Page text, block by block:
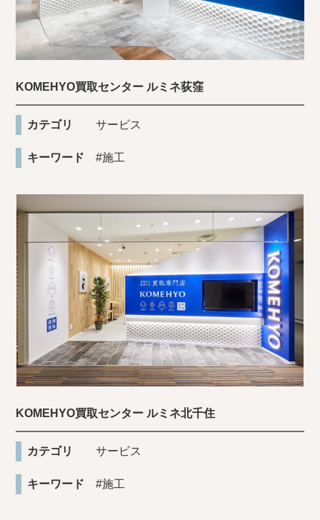
KOMEHYO買取センター ルミネ荻窪
カテゴリ サービス
キーワード #施工
KOMEHYO買取センター ルミネ北千住
カテゴリ サービス
キーワード #施工